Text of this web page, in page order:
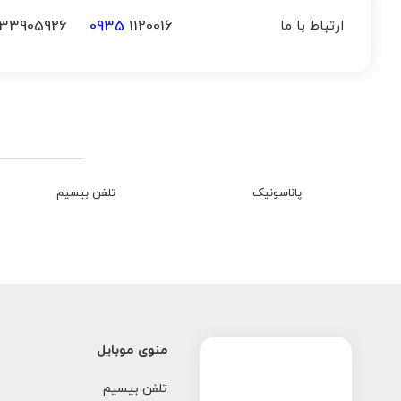
ارتباط با ما 0935 1120016
پاناسونیک تلفن بیسیم
منوی موبایل
تلفن بیسیم